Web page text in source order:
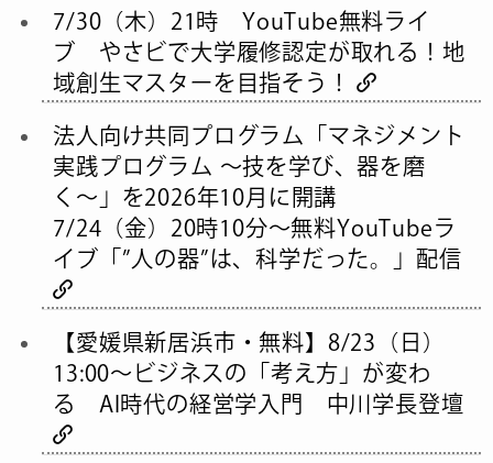
7/30（木）21時 YouTube無料ライ
ブ やさビで大学履修認定が取れる！地
域創生マスターを目指そう！
法人向け共同プログラム「マネジメント
実践プログラム 〜技を学び、器を磨
く〜」を2026年10月に開講
7/24（金）20時10分～無料YouTubeラ
イブ「”人の器”は、科学だった。」配信
【愛媛県新居浜市・無料】8/23（日）
13:00〜ビジネスの「考え方」が変わ
る AI時代の経営学入門 中川学長登壇